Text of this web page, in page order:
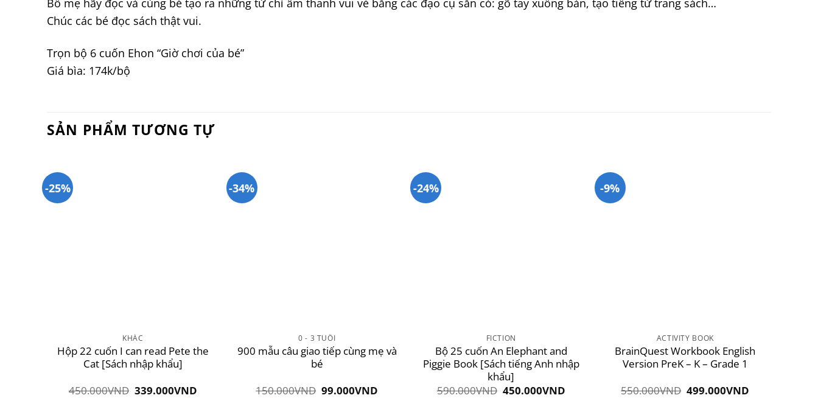
Chúc các bé đọc sách thật vui.
Trọn bộ 6 cuốn Ehon “Giờ chơi của bé”
Giá bìa: 174k/bộ
SẢN PHẨM TƯƠNG TỰ
-25%
KHÁC
Hộp 22 cuốn I can read Pete the
Cat [Sách nhập khẩu]
450.000VND Giá
339.000VNDGiá
-34%
0 - 3 TUỔI
900 mẫu câu giao tiếp cùng mẹ và
bé
150.000VND Giá
99.000VND
-24%
FICTION
Bộ 25 cuốn An Elephant and
Piggie Book [Sách tiếng Anh nhập
khẩu]
590.000VND Giá
450.000VNDGiá
-9%
ACTIVITY BOOK
BrainQuest Workbook English
Version PreK – K – Grade 1
550.000VND Giá
499.000VND